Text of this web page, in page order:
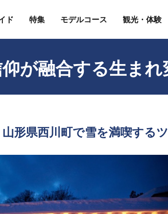
ド 特集 モデルコース 観光・体験
が融合する生ま
形県西川町で雪を満喫する